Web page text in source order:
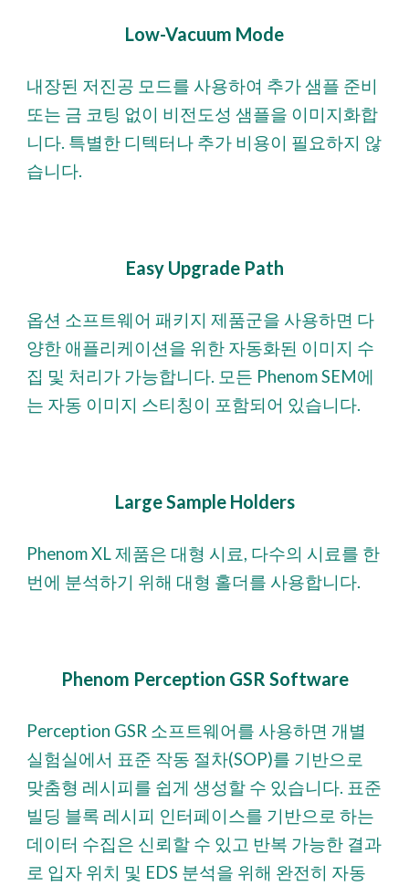
Low-Vacuum Mode
내장된 저진공 모드를 사용하여 추가 샘플 준비
또는 금 코팅 없이 비전도성 샘플을 이미지화합
니다. 특별한 디텍터나 추가 비용이 필요하지 않
습니다.
Easy Upgrade Path
옵션 소프트웨어 패키지 제품군을 사용하면 다
양한 애플리케이션을 위한 자동화된 이미지 수
집 및 처리가 가능합니다. 모든 Phenom SEM에
는 자동 이미지 스티칭이 포함되어 있습니다.
Large Sample Holders
Phenom XL 제품은 대형 시료, 다수의 시료를 한
번에 분석하기 위해 대형 홀더를 사용합니다.
Phenom Perception GSR Software
Perception GSR 소프트웨어를 사용하면 개별
실험실에서 표준 작동 절차(SOP)를 기반으로
맞춤형 레시피를 쉽게 생성할 수 있습니다. 표준
빌딩 블록 레시피 인터페이스를 기반으로 하는
데이터 수집은 신뢰할 수 있고 반복 가능한 결과
로 입자 위치 및 EDS 분석을 위해 완전히 자동